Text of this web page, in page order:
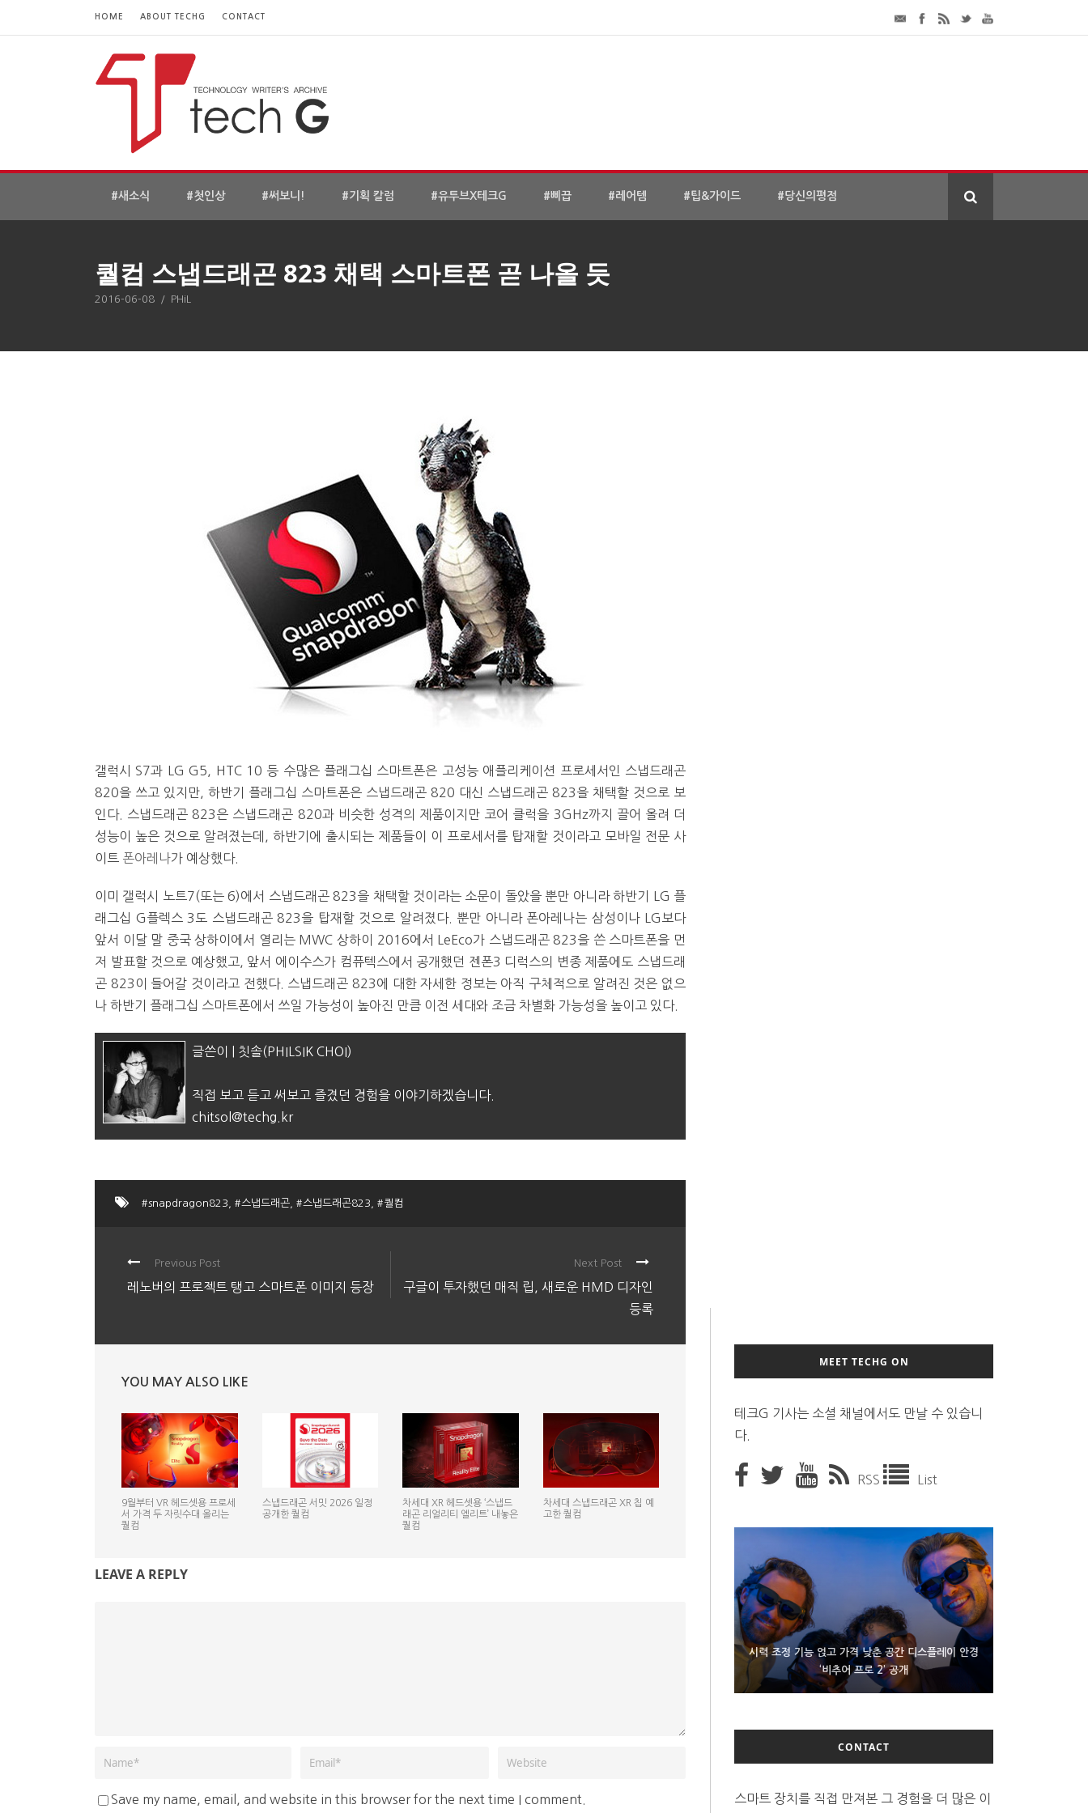
HOME ABOUT TECHG CONTACT
#새소식 #첫인상 #써보니! #기획 칼럼 #유투브X테크G #삐끕 #레어템 #팁&가이드 #당신의평점
퀄컴 스냅드래곤 823 채택 스마트폰 곧 나올 듯
2016-06-08 / PHiL
갤럭시 S7과 LG G5, HTC 10 등 수많은 플래그십 스마트폰은 고성능 애플리케이션 프로세서인 스냅드래곤
820을 쓰고 있지만, 하반기 플래그십 스마트폰은 스냅드래곤 820 대신 스냅드래곤 823을 채택할 것으로 보
인다. 스냅드래곤 823은 스냅드래곤 820과 비슷한 성격의 제품이지만 코어 클럭을 3GHz까지 끌어 올려 더
성능이 높은 것으로 알려졌는데, 하반기에 출시되는 제품들이 이 프로세서를 탑재할 것이라고 모바일 전문 사
이트 폰아레나가 예상했다.
이미 갤럭시 노트7(또는 6)에서 스냅드래곤 823을 채택할 것이라는 소문이 돌았을 뿐만 아니라 하반기 LG 플
래그십 G플렉스 3도 스냅드래곤 823을 탑재할 것으로 알려졌다. 뿐만 아니라 폰아레나는 삼성이나 LG보다
앞서 이달 말 중국 상하이에서 열리는 MWC 상하이 2016에서 LeEco가 스냅드래곤 823을 쓴 스마트폰을 먼
저 발표할 것으로 예상했고, 앞서 에이수스가 컴퓨텍스에서 공개했던 젠폰3 디럭스의 변종 제품에도 스냅드래
곤 823이 들어갈 것이라고 전했다. 스냅드래곤 823에 대한 자세한 정보는 아직 구체적으로 알려진 것은 없으
나 하반기 플래그십 스마트폰에서 쓰일 가능성이 높아진 만큼 이전 세대와 조금 차별화 가능성을 높이고 있다.
글쓴이 | 칫솔(PHILSIK CHOI)
직접 보고 듣고 써보고 즐겼던 경험을 이야기하겠습니다.
chitsol@techg.kr
#snapdragon823 #스냅드래곤 #스냅드래곤823 #퀄컴
Previous Post
레노버의 프로젝트 탱고 스마트폰 이미지 등장
Next Post
구글이 투자했던 매직 립, 새로운 HMD 디자인
등록
YOU MAY ALSO LIKE
9월부터 VR 헤드셋용 프로세
서 가격 두 자릿수대 올리는
퀄컴
스냅드래곤 서밋 2026 일정
공개한 퀄컴
차세대 XR 헤드셋용 ‘스냅드
래곤 리얼리티 엘리트’ 내놓은
퀄컴
차세대 스냅드래곤 XR 칩 예
고한 퀄컴
LEAVE A REPLY
Save my name, email, and website in this browser for the next time I comment.
MEET TECHG ON
테크G 기사는 소셜 채널에서도 만날 수 있습니
다.
RSS List
시력 조정 기능 얹고 가격 낮춘 공간 디스플레이 안경
‘비추어 프로 2’ 공개
D램 부족에 10억달러어치 아이폰18 프로세서 패키징
대기 중
300~400달러 반지형 스피커 준비하는 오픈AI
CONTACT
스마트 장치를 직접 만져본 그 경험을 더 많은 이